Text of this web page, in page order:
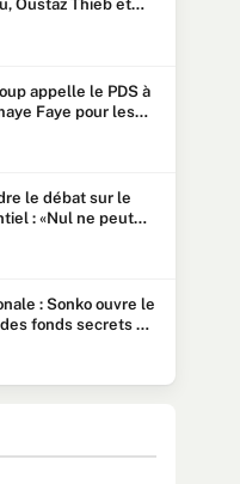
Oustaz Thieb et
appelle le PDS à
Faye pour les
le débat sur le
: «Nul ne peut
mandats
: Sonko ouvre le
fonds secrets et